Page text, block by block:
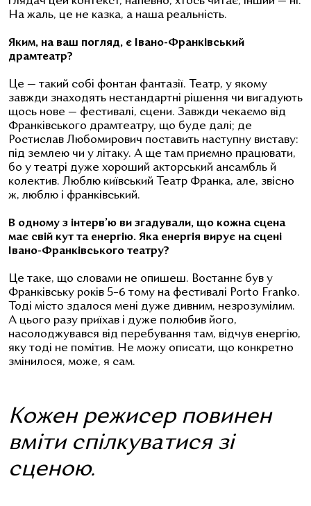
На жаль, це не казка, а наша реальність.
Яким, на ваш погляд, є Івано-Франківський
драмтеатр?
Це — такий собі фонтан фантазії. Театр, у якому
завжди знаходять нестандартні рішення чи вигадують
щось нове — фестивалі, сцени. Завжди чекаємо від
Франківського драмтеатру, що буде далі; де
Ростислав Любомирович поставить наступну виставу:
під землею чи у літаку. А ще там приємно працювати,
бо у театрі дуже хороший акторський ансамбль й
колектив. Люблю київський Театр Франка, але, звісно
ж, люблю і франківський.
В одному з інтерв’ю ви згадували, що кожна сцена
має свій кут та енергію. Яка енергія вирує на сцені
Івано-Франківського театру?
Це таке, що словами не опишеш. Востаннє був у
Франківську років 5–6 тому на фестивалі Porto Franko.
Тоді місто здалося мені дуже дивним, незрозумілим.
А цього разу приїхав і дуже полюбив його,
насолоджувався від перебування там, відчув енергію,
яку тоді не помітив. Не можу описати, що конкретно
змінилося, може, я сам.
Кожен режисер повинен
вміти спілкуватися зі
сценою.